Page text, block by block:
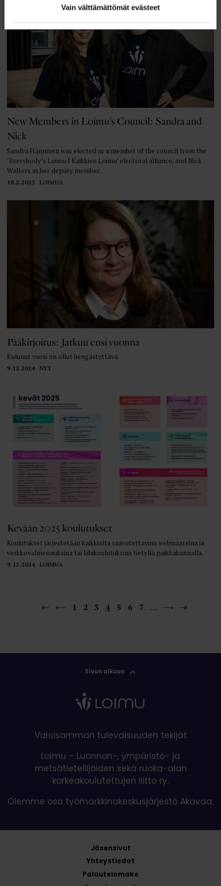
Vain välttämättömät evästeet
18.2.2025 LOIMUA
New Members in Loimu’s Council: Sandra and
Nick
Sandra Hänninen was elected as a member of the council from the
’Everybody’s Loimu I Kaikkien Loimu’ electoral alliance, and Nick
Walters as her deputy member.
9.12.2024 NYT
Pääkirjoitus: Jatkuu ensi vuonna
Kulunut vuosi on ollut hengästyttävä.
9.12.2024 LOIMUA
Kevään 2025 koulutukset
Koulutukset järjestetään kaikkialta saavutettavina webinaareina ja
verkkovalmennuksina tai lähikoulutuksina tietyllä paikkakunnalla.
1 2 3 4 5 6 7 …
Sivun alkuun
Valoisamman tulevaisuuden tekijät
Loimu – Luonnon-, ympäristö- ja
metsätieteilijöiden sekä ruoka-alan
korkeakoulutettujen liitto ry.
Olemme osa työmarkkinakeskusjärjestö Akavaa.
Jäsensivut
Yhteystiedot
Palautelomake